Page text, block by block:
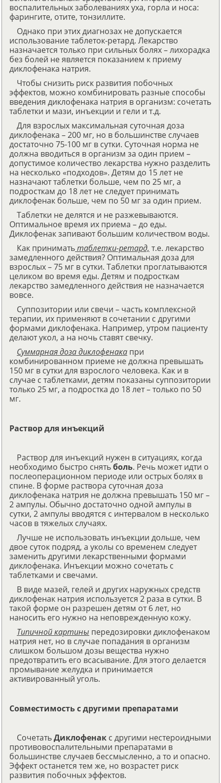
воспалительных заболеваниях уха, горла и носа:
фарингите, отите, тонзиллите.
Однако при этих диагнозах не допускается
использование таблеток-ретард. Лекарство
назначается только при сильных болях – лихорадка
без болей не является показанием к приему
диклофенака натрия.
Чтобы снизить риск развития побочных
эффектов, можно комбинировать разные способы
введения диклофенака натрия в организм: сочетать
таблетки и мази, инъекции и гели и т.д.
Для взрослых максимальная суточная доза
диклофенака – 200 мг, но в большинстве случаев
достаточно 75-100 мг в сутки. Суточная норма не
должна вводиться в организм за один прием –
допустимое количество лекарства нужно разделить
на несколько «подходов». Детям до 15 лет не
назначают таблетки больше, чем по 25 мг, а
подросткам до 18 лет не следует принимать
диклофенак больше, чем по 50 мг за один прием.
Таблетки не делятся и не разжевываются.
Оптимальное время их приема – до еды.
Диклофенак запивают большим количеством воды.
Как приниматьтаблетки-ретард, т.е. лекарство
замедленного действия? Оптимальная доза для
взрослых – 75 мг в сутки. Таблетки проглатываются
целиком во время еды. Детям и подросткам
лекарство замедленного действия не назначается
вовсе.
Суппозитории или свечи – часть комплексной
терапии, их применяют в сочетании с другими
формами диклофенака. Например, утром пациенту
делают укол, а на ночь ставят свечку.
Суммарная доза диклофенака при
комбинированном приеме не должна превышать
150 мг в сутки для взрослого человека. Как и в
случае с таблетками, детям показаны суппозитории
только 25 мг, а подростка до 18 лет – только по 50
мг.
Раствор для инъекций
Раствор для инъекций нужен в ситуациях, когда
необходимо быстро снятьболь. Речь может идти о
послеоперационном периоде или острых болях в
спине. В форме раствора суточная доза
диклофенака натрия не должна превышать 150 мг –
2 ампулы. Обычно достаточно одной ампулы в
сутки, 2 ампулы вводятся с интервалом в несколько
часов в тяжелых случаях.
Лучше не использовать инъекции дольше, чем
двое суток подряд, а уколы со временем следует
заменить другими лекарственными формами
диклофенака. Инъекции можно сочетать с
таблетками и свечами.
В виде мазей, гелей и других наружных средств
диклофенак натрия используется 2 раза в сутки. В
такой форме он разрешен детям от 6 лет, но
наносить его нужно на неповрежденную кожу.
Типичной картины передозировки диклофенаком
натрия нет, но в случае попадания в организм
слишком большом дозы вещества нужно
предотвратить его всасывание. Для этого делается
промывание желудка и принимается
активированный уголь.
Совместимость с другими препаратами
СочетатьДиклофенак с другими нестероидными
противовоспалительными препаратами в
большинстве случаев бессмысленно, а то и опасно.
Эффект останется тем же, но возрастет риск
развития побочных эффектов.